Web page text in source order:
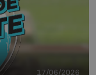
17/06/2026